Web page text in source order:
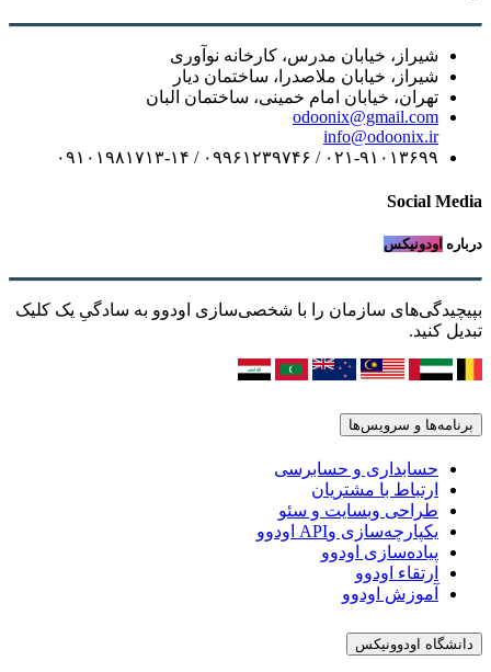
شیراز، خیابان مدرس، کارخانه نوآوری
شیراز، خیابان ملاصدرا، ساختمان دیار
تهران، خیابان امام خمینی، ساختمان البان
odoonix@gmail.com
info@odoonix.ir
۰۲۱-۹۱۰۱۳۶۹۹ / ۰۹۹۶۱۲۳۹۷۴۶ / ۰۹۱۰۱۹۸۱۷۱۳-۱۴
Social Media
درباره اودونیکس
بپیچیدگی‌های سازمان را با شخصی‌سازی اودوو به سادگیِ یک کلیک
تبدیل کنید.
برنامه‌ها و سرویس‌ها
حسابداری و حسابرسی
ارتباط با مشتریان
طراحی وبسایت و سئو
یکپارچه‌سازی وAPI اودوو
پیاده‌سازی اودوو
ارتقاء اودوو
آموزش اودوو
دانشگاه اودوونیکس